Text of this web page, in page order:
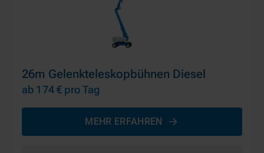
26m Gelenkteleskopbühnen Diesel
ab 174 € pro Tag
MEHR ERFAHREN